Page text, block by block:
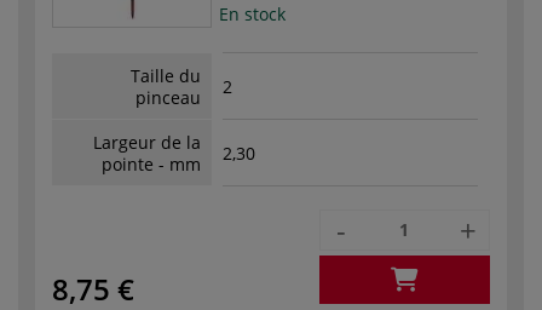
En stock
Taille du
pinceau
2
Largeur de la
pointe - mm
2,30
8,75 €
- +